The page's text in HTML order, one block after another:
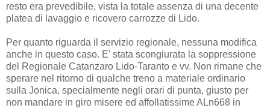
resto era prevedibile, vista la totale assenza di una decente
platea di lavaggio e ricovero carrozze di Lido.
Per quanto riguarda il servizio regionale, nessuna modifica
anche in questo caso. E' stata scongiurata la soppressione
del Regionale Catanzaro Lido-Taranto e vv. Non rimane che
sperare nel ritorno di qualche treno a materiale ordinario
sulla Jonica, specialmente negli orari di punta, giusto per
non mandare in giro misere ed affollatissime ALn668 in